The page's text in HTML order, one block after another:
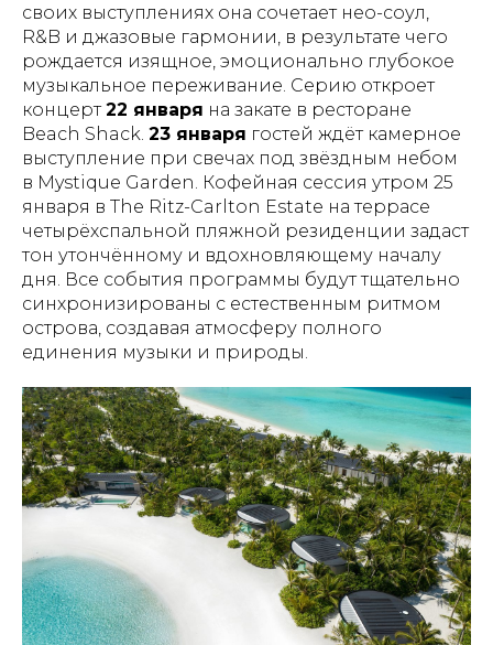
своих выступлениях она сочетает нео-соул,
R&B и джазовые гармонии, в результате чего
рождается изящное, эмоционально глубокое
музыкальное переживание. Серию откроет
концерт22 января на закате в ресторане
Beach Shack. 23 января гостей ждёт камерное
выступление при свечах под звёздным небом
в Mystique Garden. Кофейная сессия утром 25
января в The Ritz-Carlton Estate на террасе
четырёхспальной пляжной резиденции задаст
тон утончённому и вдохновляющему началу
дня. Все события программы будут тщательно
синхронизированы с естественным ритмом
острова, создавая атмосферу полного
единения музыки и природы.